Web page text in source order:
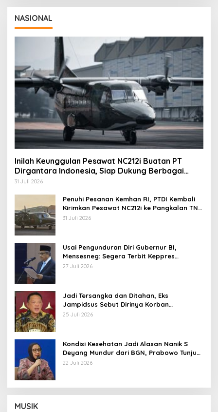
NASIONAL
Inilah Keunggulan Pesawat NC212i Buatan PT
Dirgantara Indonesia, Siap Dukung Berbagai
Operasi TNI
31 Juli 2026
Penuhi Pesanan Kemhan RI, PTDI Kembali
Kirimkan Pesawat NC212i ke Pangkalan TNI
AU
31 Juli 2026
Usai Pengunduran Diri Gubernur BI,
Mensesneg: Segera Terbit Keppres
Pemberhentian dengan Hormat
27 Juli 2026
Jadi Tersangka dan Ditahan, Eks
Jampidsus Sebut Dirinya Korban
Kriminalisasi
25 Juli 2026
Kondisi Kesehatan Jadi Alasan Nanik S
Deyang Mundur dari BGN, Prabowo Tunjuk
Wamentan Sudaryono
22 Juli 2026
MUSIK